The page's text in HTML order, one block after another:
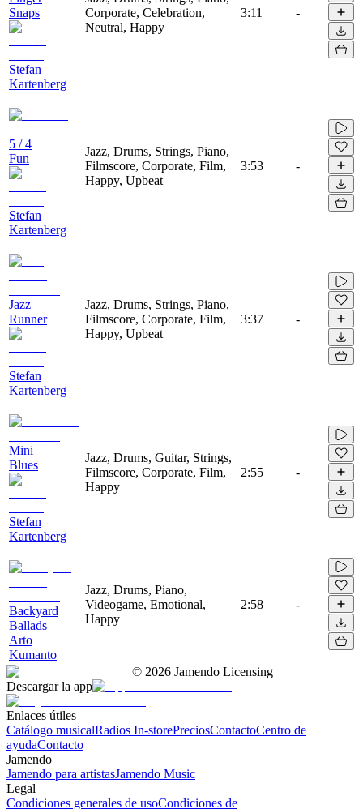
Snaps
Stefan
Kartenberg
Corporate, Celebration,
Neutral, Happy
3:11 -
5 / 4
Fun
Stefan
Kartenberg
Jazz, Drums, Strings, Piano,
Filmscore, Corporate, Film,
Happy, Upbeat
3:53 -
Jazz
Runner
Stefan
Kartenberg
Jazz, Drums, Strings, Piano,
Filmscore, Corporate, Film,
Happy, Upbeat
3:37 -
Mini
Blues
Stefan
Kartenberg
Jazz, Drums, Guitar, Strings,
Filmscore, Corporate, Film,
Happy
2:55 -
Backyard
Ballads
Arto
Kumanto
Jazz, Drums, Piano,
Videogame, Emotional,
Happy
2:58 -
© 2026 Jamendo Licensing
Descargar la app
Enlaces útiles
Catálogo musicalRadios In-storePreciosContactoCentro de
ayudaContacto
Jamendo
Jamendo para artistasJamendo Music
Legal
Condiciones generales de usoCondiciones de